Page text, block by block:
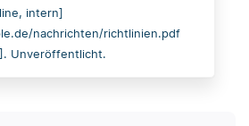
intern]
nachrichten/richtlinien.pdf
Unveröffentlicht.